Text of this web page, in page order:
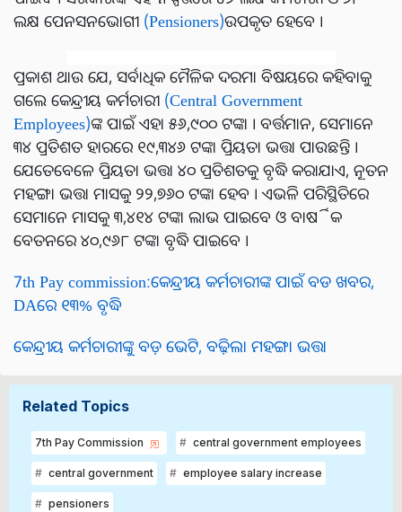
ଲକ୍ଷ ପେନସନଭୋଗୀ (Pensioners)ଉପକୃତ ହେବେ ।
ପ୍ରକାଶ ଥାଉ ଯେ, ସର୍ବାଧିକ ମୈଳିକ ଦରମା ବିଷୟରେ କହିବାକୁ
ଗଲେ କେନ୍ଦ୍ରୀୟ କର୍ମଚାରୀ (Central Government
Employees)ଙ୍କ ପାଇଁ ଏହା ୫୬,୯୦୦ ଟଙ୍କା । ବର୍ତ୍ତମାନ, ସେମାନେ
୩୪ ପ୍ରତିଶତ ହାରରେ ୧୯,୩୪୬ ଟଙ୍କା ପ୍ରିୟତା ଭତ୍ତା ପାଉଛନ୍ତି ।
ଯେତେବେଳେ ପ୍ରିୟତା ଭତ୍ତା ୪୦ ପ୍ରତିଶତକୁ ବୃଦ୍ଧି କରାଯାଏ, ନୂତନ
ମହଙ୍ଗା ଭତ୍ତା ମାସକୁ ୨୨,୭୬୦ ଟଙ୍କା ହେବ । ଏଭଳି ପରିସ୍ଥିତିରେ
ସେମାନେ ମାସକୁ ୩,୪୧୪ ଟଙ୍କା ଲାଭ ପାଇବେ ଓ ବାର୍ଷିକ
ବେତନରେ ୪୦,୯୬୮ ଟଙ୍କା ବୃଦ୍ଧି ପାଇବେ ।
7th Pay commission:କେନ୍ଦ୍ରୀୟ କର୍ମଚାରୀଙ୍କ ପାଇଁ ବଡ ଖବର,
DAରେ ୧୩% ବୃଦ୍ଧି
କେନ୍ଦ୍ରୀୟ କର୍ମଚାରୀଙ୍କୁ ବଡ଼ ଭେଟି, ବଢ଼ିଲା ମହଙ୍ଗା ଭତ୍ତା
Related Topics
7th Pay Commission central government employees
central government employee salary increase
pensioners